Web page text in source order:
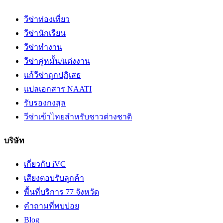
วีซ่าท่องเที่ยว
วีซ่านักเรียน
วีซ่าทำงาน
วีซ่าคู่หมั้น/แต่งงาน
แก้วีซ่าถูกปฏิเสธ
แปลเอกสาร NAATI
รับรองกงสุล
วีซ่าเข้าไทยสำหรับชาวต่างชาติ
บริษัท
เกี่ยวกับ iVC
เสียงตอบรับลูกค้า
พื้นที่บริการ 77 จังหวัด
คำถามที่พบบ่อย
Blog